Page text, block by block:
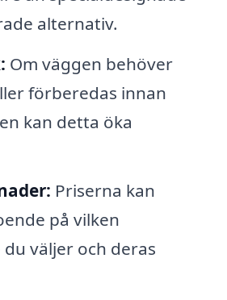
alternativ.
Om väggen behöver
förberedas innan
kan detta öka
Priserna kan
på vilken
väljer och deras